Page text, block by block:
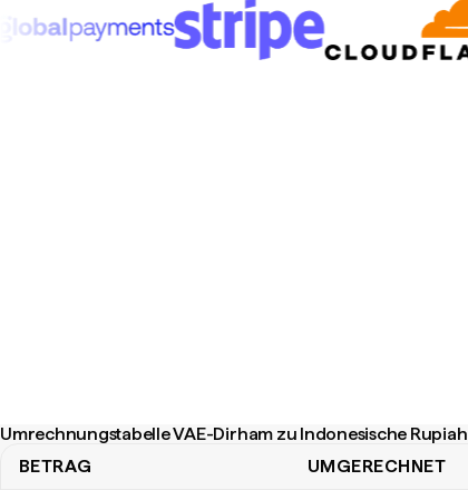
Umrechnungstabelle VAE-Dirham zu Indonesische Rupiah
BETRAG UMGERECHNET